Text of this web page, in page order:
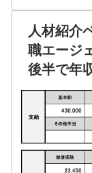
人材紹介
職エージ
後半で年